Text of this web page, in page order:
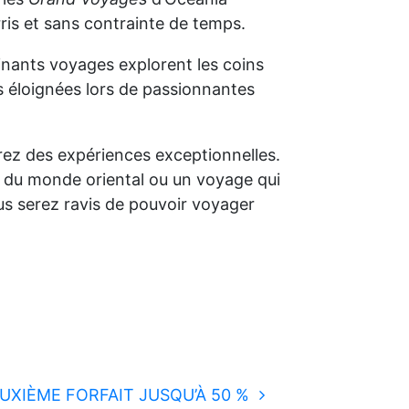
et sans contrainte de temps.
voyages explorent les coins
éloignées lors de passionnantes
des expériences exceptionnelles.
monde oriental ou un voyage qui
serez ravis de pouvoir voyager
FORFAIT JUSQU’À 50 %